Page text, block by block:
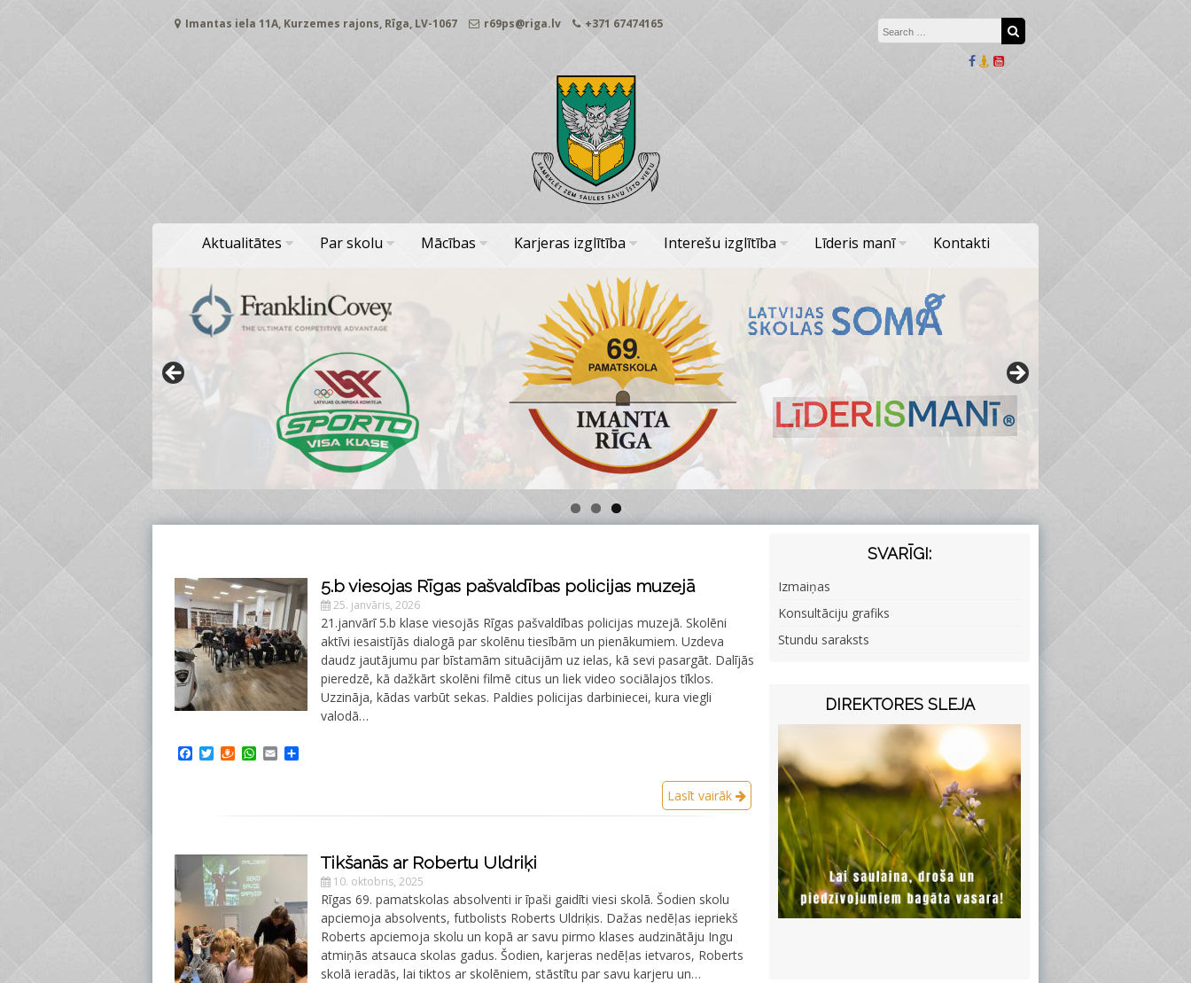
Imantas iela 11A, Kurzemes rajons, Rīga, LV-1067 r69ps@riga.lv +371 67474165
Aktualitātes Par skolu Mācības Karjeras izglītība Interešu izglītība Līderis manī Kontakti
5.b viesojas Rīgas pašvaldības policijas muzejā
25. janvāris, 2026
21.janvārī 5.b klase viesojās Rīgas pašvaldības policijas muzejā. Skolēni
aktīvi iesaistījās dialogā par skolēnu tiesībām un pienākumiem. Uzdeva
daudz jautājumu par bīstamām situācijām uz ielas, kā sevi pasargāt. Dalījās
pieredzē, kā dažkārt skolēni filmē citus un liek video sociālajos tīklos.
Uzzināja, kādas varbūt sekas. Paldies policijas darbiniecei, kura viegli
valodā…
Facebook
TwitterDraugiem
WhatsApp
Email
Lasīt vairāk
Tikšanās ar Robertu Uldriķi
10. oktobris, 2025
Rīgas 69. pamatskolas absolventi ir īpaši gaidīti viesi skolā. Šodien skolu
apciemoja absolvents, futbolists Roberts Uldriķis. Dažas nedēļas iepriekš
Roberts apciemoja skolu un kopā ar savu pirmo klases audzinātāju Ingu
atmiņās atsauca skolas gadus. Šodien, karjeras nedēļas ietvaros, Roberts
skolā ieradās, lai tiktos ar skolēniem, stāstītu par savu karjeru un…
SVARĪGI:
Izmaiņas
Konsultāciju grafiks
Stundu saraksts
DIREKTORES SLEJA